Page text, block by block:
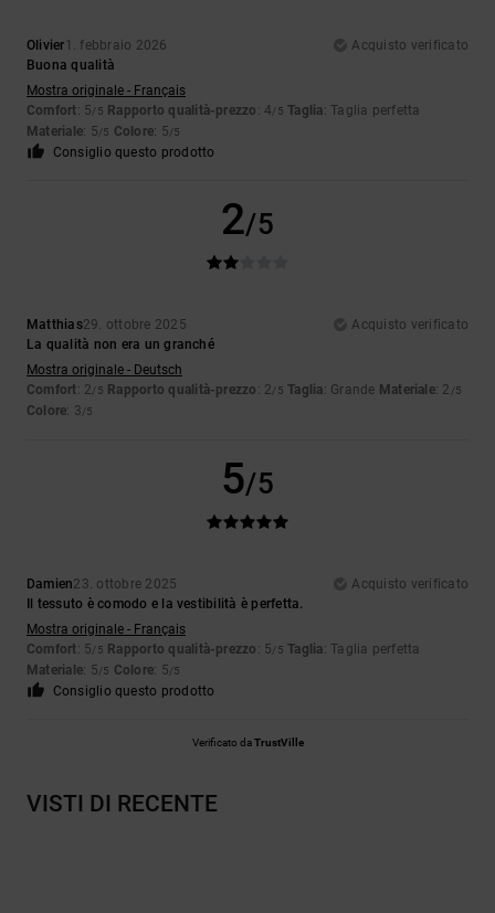
Olivier1. febbraio 2026
Acquisto verificato
Buona qualità
Mostra originale - Français
Comfort: 5/5 Rapporto qualità-prezzo : 4/5 Taglia: Taglia perfetta
Materiale: 5/5 Colore: 5/5
Consiglio questo prodotto
2/5
Matthias29. ottobre 2025
Acquisto verificato
La qualità non era un granché
Mostra originale - Deutsch
Comfort: 2/5 Rapporto qualità-prezzo : 2/5 Taglia: Grande Materiale: 2 /5
Colore: 3/5
5/5
Damien23. ottobre 2025
Acquisto verificato
Il tessuto è comodo e la vestibilità è perfetta.
Mostra originale - Français
Comfort: 5/5 Rapporto qualità-prezzo : 5/5 Taglia: Taglia perfetta
Materiale: 5/5 Colore: 5/5
Consiglio questo prodotto
Verificato daTrustVille
VISTI DI RECENTE